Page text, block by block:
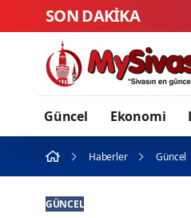
SON DAKİKA
Güncel Ekonomi
Haberler Güncel
GÜNCEL